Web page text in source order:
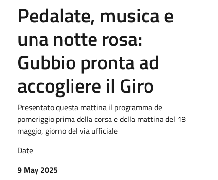
Pedalate, musica e
una notte rosa:
Gubbio pronta ad
accogliere il Giro
Presentato questa mattina il programma del
pomeriggio prima della corsa e della mattina del 18
maggio, giorno del via ufficiale
Date :
9 May 2025